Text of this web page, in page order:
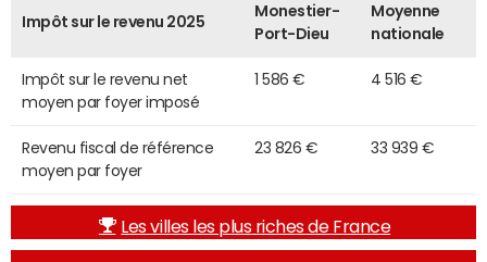
Impôt sur le revenu 2025
Monestier-
Port-Dieu
Moyenne
nationale
Impôt sur le revenu net
moyen par foyer imposé
1 586 € 4 516 €
Revenu fiscal de référence
moyen par foyer
23 826 € 33 939 €
Les villes les plus riches de France